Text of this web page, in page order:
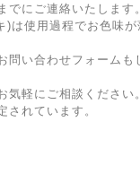
でにご連絡いたします。
使用過程でお色味が
問い合わせフォームも
気軽にご相談ください。
れています。